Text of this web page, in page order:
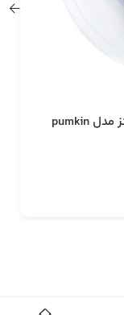
خوشبو کننده ماشین بث اند بادی ورکز مدل pumkin